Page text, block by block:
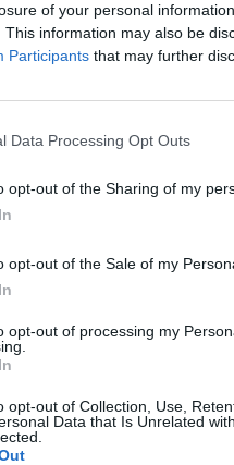
of your personal
This information may also be
Participants that may further
Data Processing Opt Outs
opt-out of the Sharing of my
opt-out of the Sale of my
opt-out of processing my
opt-out of Collection, Use,
Data that Is Unrelated
Ακροδεξιάς και
Αποδέχομαι